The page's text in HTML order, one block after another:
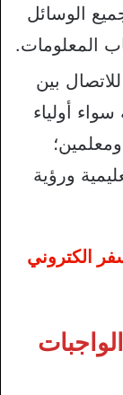
الوسائل
المعلومات.
بين
أولياء
ورؤية
الكتروني